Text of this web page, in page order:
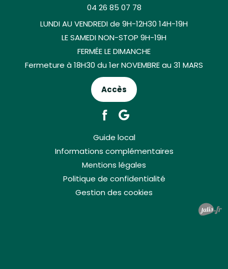
04 26 85 07 78
LUNDI AU VENDREDI de 9H-12H30 14H-19H
LE SAMEDI NON-STOP 9H-19H
FERMÉE LE DIMANCHE
Fermeture à 18H30 du 1er NOVEMBRE au 31 MARS
Accès
Guide local
Informations complémentaires
Mentions légales
Politique de confidentialité
Gestion des cookies